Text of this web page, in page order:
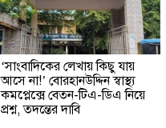
‘সাংবাদিকের লেখায় কিছু যায়
আসে না!’ বোরহানউদ্দিন স্বাস্থ্য
কমপ্লেক্সে বেতন-টিএ-ডিএ নিয়ে
প্রশ্ন, তদন্তের দাবি